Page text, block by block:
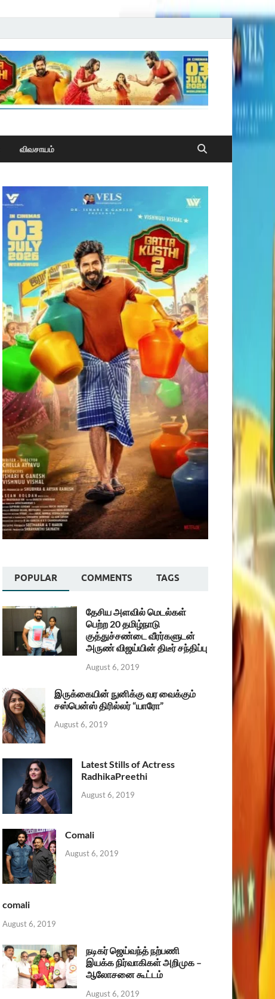
விவசாயம்
POPULAR COMMENTS TAGS
தேசிய அளவில் மெடல்கள்
பெற்ற 20 தமிழ்நாடு
குத்துச்சண்டை வீரர்களுடன்
அருண் விஜய்யின் திடீர் சந்திப்பு
August 6, 2019
இருக்கையின் நுனிக்கு வர வைக்கும்
சஸ்பென்ஸ் திரில்லர் “யாரோ”
August 6, 2019
Latest Stills of Actress
RadhikaPreethi
August 6, 2019
Comali
August 6, 2019
comali
August 6, 2019
நடிகர் ஜெய்வந்த் நற்பணி
இயக்க நிர்வாகிகள் அறிமுக –
ஆலோசனை கூட்டம்
August 6, 2019